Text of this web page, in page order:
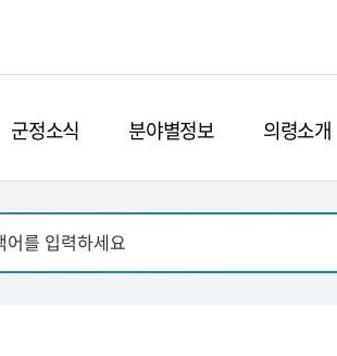
군정소식 분야별정보 의령소개